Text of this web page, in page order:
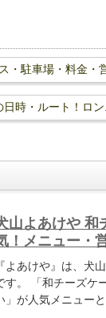
・駐車場・料金・
時・ルート！ロン
山よあけや 和
！メニュー・
『よあけや』は、犬
す。 「和チーズケ
」が人気メニュー